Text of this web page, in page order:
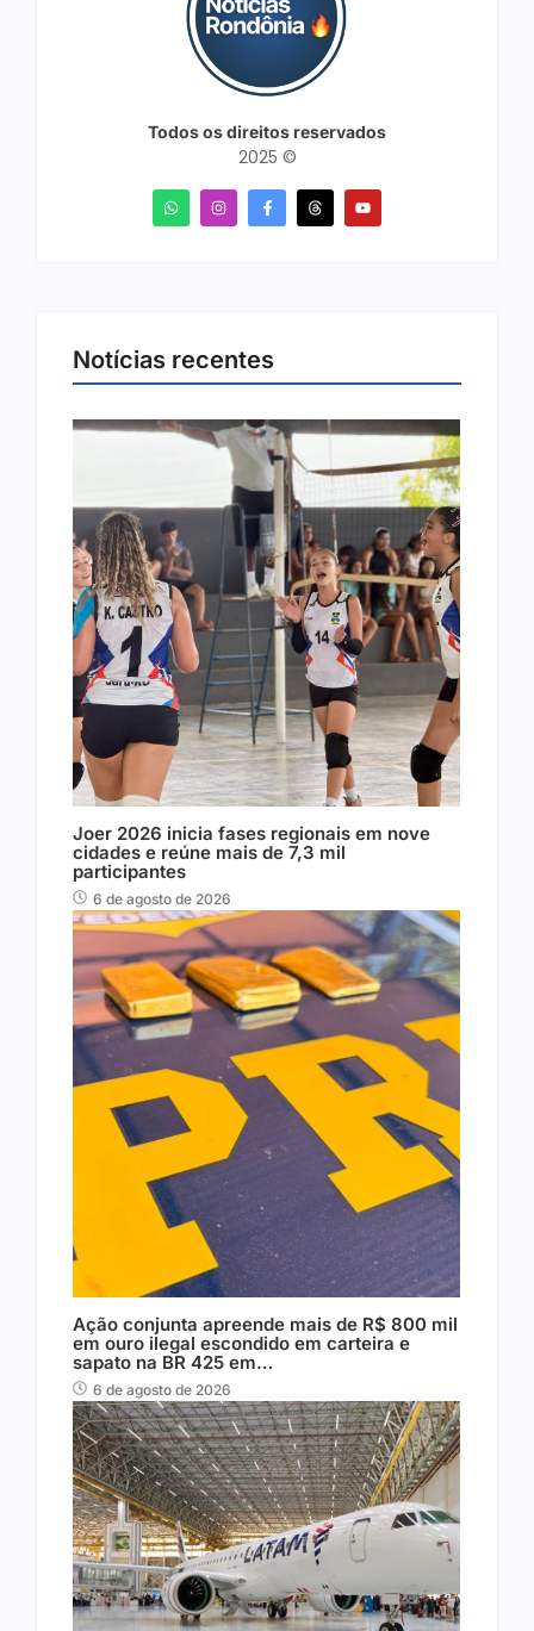
Todos os direitos reservados
2025 ©
Notícias recentes
Joer 2026 inicia fases regionais em nove
cidades e reúne mais de 7,3 mil
participantes
6 de agosto de 2026
Ação conjunta apreende mais de R$ 800 mil
em ouro ilegal escondido em carteira e
sapato na BR 425 em…
6 de agosto de 2026